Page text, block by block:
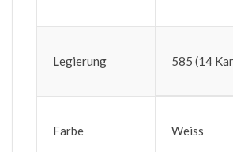
Legierung 585 (14
Farbe Weiss